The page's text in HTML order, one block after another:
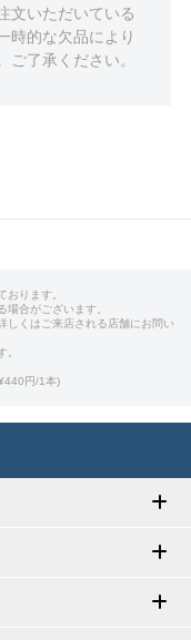
文いただいている
時的な欠品により
ご了承ください。
おります。
場合がございます。
しくはご来店される店舗にお問い
。
円/1本)